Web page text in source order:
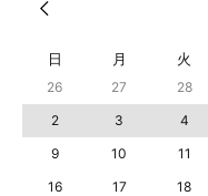
日 月 火
26 27 28
2
3 4
9
10 11
16
17 18